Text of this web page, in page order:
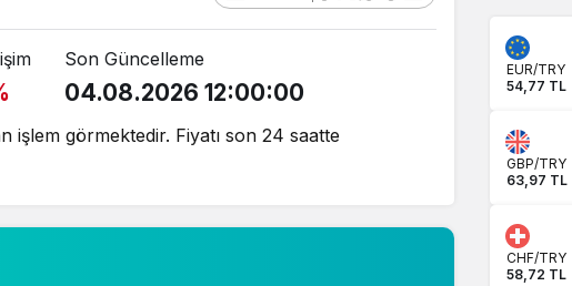
Son Güncelleme
04.08.2026 12:00:00
işlem görmektedir. Fiyatı son 24 saatte
EUR/TRY
54,77 TL
GBP/TRY
63,97 TL
CHF/TRY
58,72 TL